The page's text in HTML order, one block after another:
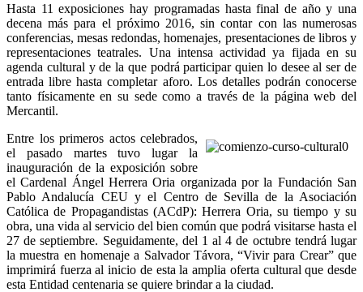
Hasta 11 exposiciones hay programadas hasta final de año y una
decena más para el próximo 2016, sin contar con las numerosas
conferencias, mesas redondas, homenajes, presentaciones de libros y
representaciones teatrales. Una intensa actividad ya fijada en su
agenda cultural y de la que podrá participar quien lo desee al ser de
entrada libre hasta completar aforo. Los detalles podrán conocerse
tanto físicamente en su sede como a través de la página web del
Mercantil.
Entre los primeros actos celebrados,
el pasado martes tuvo lugar la
inauguración de la exposición sobre
el Cardenal Ángel Herrera Oria organizada por la Fundación San
Pablo Andalucía CEU y el Centro de Sevilla de la Asociación
Católica de Propagandistas (ACdP): Herrera Oria, su tiempo y su
obra, una vida al servicio del bien común que podrá visitarse hasta el
27 de septiembre. Seguidamente, del 1 al 4 de octubre tendrá lugar
la muestra en homenaje a Salvador Távora, “Vivir para Crear” que
imprimirá fuerza al inicio de esta la amplia oferta cultural que desde
esta Entidad centenaria se quiere brindar a la ciudad.